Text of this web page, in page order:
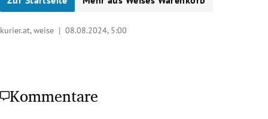
kurier.at, weise | 08.08.2024, 5:00
Kommentare